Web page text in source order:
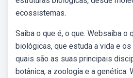
ecossistemas.
Saiba o que é, o que. Websaiba o
biológicas, que estuda a vida e
quais são as suas principais
botânica, a zoologia e a genética.